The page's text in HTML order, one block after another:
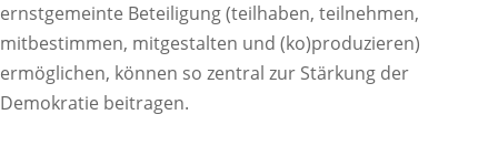
ernstgemeinte Beteiligung (teilhaben, teilnehmen,
mitbestimmen, mitgestalten und (ko)produzieren)
ermöglichen, können so zentral zur Stärkung der
Demokratie beitragen.